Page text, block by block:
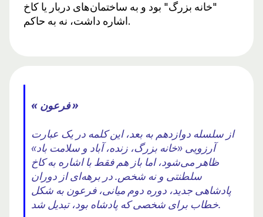
"خانه بزرگ" بود و به ساختمان‌های دربار یا کاخ
اشاره داشت، نه به حاکم.
« فرعون »
از سلسله دوازدهم به بعد، این کلمه در یک عبارت
آرزویی «خانه بزرگ، زنده، آباد و سلامت باد»
ظاهر می‌شود، اما باز هم فقط با اشاره به کاخ
سلطنتی و نه شخص. در برهه‌ای از دوران
پادشاهی جدید، دوره دوم میانی، فرعون به شکل
خطاب برای شخصی که پادشاه بود، تبدیل شد.